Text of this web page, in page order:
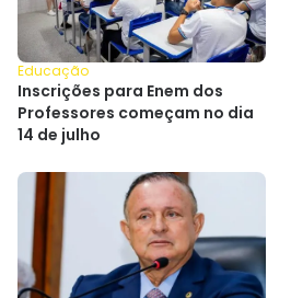
Educação
Inscrições para Enem dos
Professores começam no dia
14 de julho